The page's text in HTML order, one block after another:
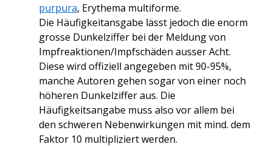
purpura, Erythema multiforme.
Die Häufigkeitansgabe lässt jedoch die enorm
grosse Dunkelziffer bei der Meldung von
Impfreaktionen/Impfschäden ausser Acht.
Diese wird offiziell angegeben mit 90-95%,
manche Autoren gehen sogar von einer noch
höheren Dunkelziffer aus. Die
Häufigkeitsangabe muss also vor allem bei
den schweren Nebenwirkungen mit mind. dem
Faktor 10 multipliziert werden.